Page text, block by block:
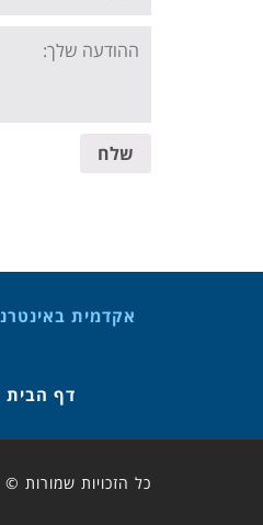
Your
message:
שלח
אקדמית
דף הבית
כל הזכויות שמורות © 2020 אקדמית.